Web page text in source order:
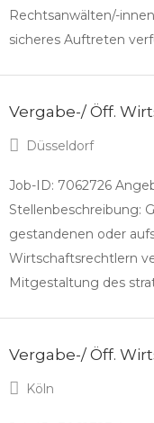
Rechtsanwälten/-
sicheres Auftreten
Vergabe-/ Öff.
Düsseldorf
Job-ID: 7062726
Stellenbeschreibung:
gestandenen oder
Wirtschaftsrechtlern
Mitgestaltung des
Vergabe-/ Öff.
Köln